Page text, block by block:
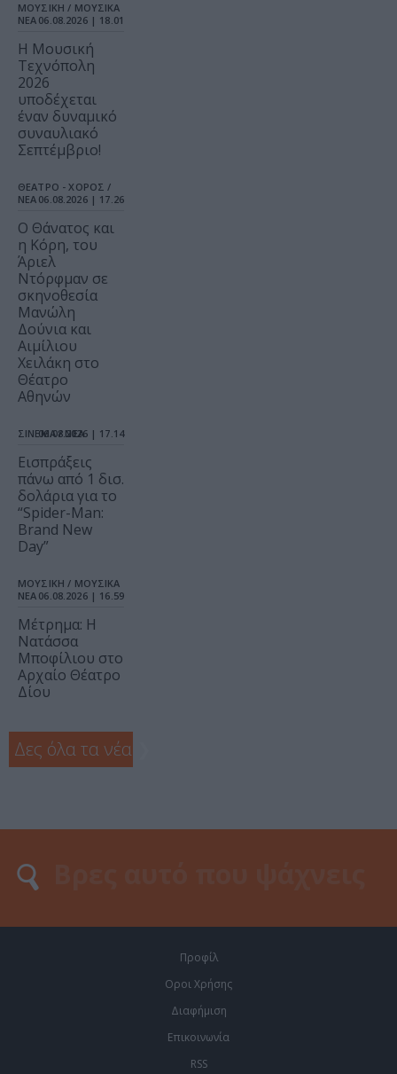
ΜΟΥΣΙΚΗ / ΜΟΥΣΙΚΑ
ΝΕΑ 06.08.2026 | 18.01
Η Μουσική
Τεχνόπολη
2026
υποδέχεται
έναν δυναμικό
συναυλιακό
Σεπτέμβριο!
ΘΕΑΤΡΟ - ΧΟΡΟΣ /
ΝΕΑ 06.08.2026 | 17.26
Ο Θάνατος και
η Κόρη, του
Άριελ
Ντόρφμαν σε
σκηνοθεσία
Μανώλη
Δούνια και
Αιμίλιου
Χειλάκη στο
Θέατρο
Αθηνών
ΣΙΝΕΜΑ / ΝΕΑ
06.08.2026 | 17.14
Εισπράξεις
πάνω από 1 δισ.
δολάρια για το
“Spider-Man:
Brand New
Day”
ΜΟΥΣΙΚΗ / ΜΟΥΣΙΚΑ
ΝΕΑ 06.08.2026 | 16.59
Μέτρημα: Η
Νατάσσα
Μποφίλιου στο
Αρχαίο Θέατρο
Δίου
Δες όλα τα νέα
Προφίλ
Οροι Χρήσης
Διαφήμιση
Επικοινωνία
RSS